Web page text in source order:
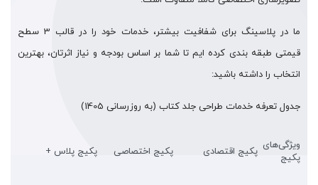
ما در پلاسینگ برای شفافیت بیشتر، خدمات خود را در قالب 3 سطح
قیمتی طبقه بندی کرده ایم تا شما بر اساس بودجه و نیاز اثرتان، بهترین
انتخاب را داشته باشید:
جدول تعرفه خدمات طراحی جلد کتاب (به روزرسانی 1405)
ویژگی‌های
پکیج
پکیج اقتصادی پکیج اختصاصی پکیج پلاس +